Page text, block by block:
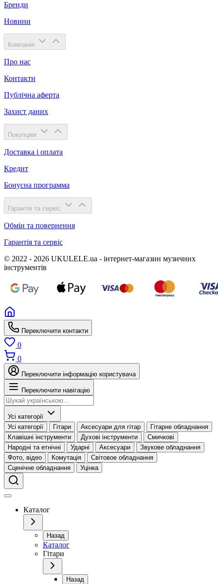
Бренди
Новини
Компанія
Про нас
Контакти
Публічна аферта
Захист даних
Покупцям
Доставка і оплата
Кредит
Бонусна программа
Гарантія та сервіс
Обмін та повернення
Гарантія та сервіс
© 2022 - 2026 UKULELE.ua - інтернет-магазин музичних
інструментів
Переключити контакти
0
0
Переключити інформацію користувача
Переключити навігацію
Усі категорії
Усі категорії
Гітари Аксесуари для гітар
Гітарне обладнання
Клавішні інструменти
Духові інструменти
Смичкові
Народні та етнічні
Ударні Аксесуари
Звукове обладнання
Фото, відео
Комутація
Світовое обладнання
Сценічне обладнання
Уцінка
Каталог
Назад
Каталог
Гітари
Назад